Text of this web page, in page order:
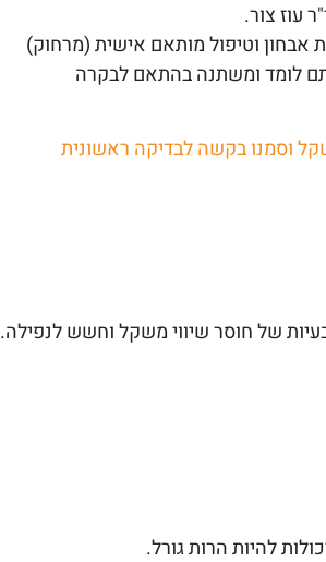
עוז צור.
וטיפול מותאם אישית (מרחוק)
לומד ומשתנה בהתאם לבקרה
וסמנובקשהלבדיקה ראשונית
של חוסר שיווי משקל וחשש לנפילה.